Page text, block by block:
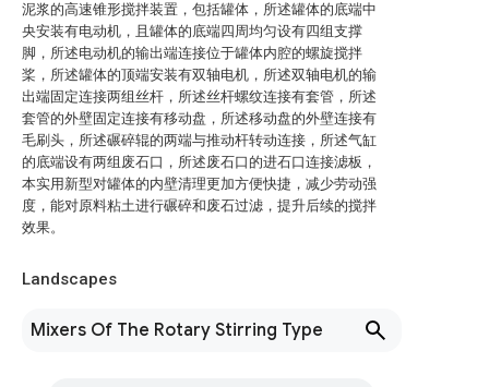
泥浆的高速锥形搅拌装置，包括罐体，所述罐体的底端中
央安装有电动机，且罐体的底端四周均匀设有四组支撑
脚，所述电动机的输出端连接位于罐体内腔的螺旋搅拌
桨，所述罐体的顶端安装有双轴电机，所述双轴电机的输
出端固定连接两组丝杆，所述丝杆螺纹连接有套管，所述
套管的外壁固定连接有移动盘，所述移动盘的外壁连接有
毛刷头，所述碾碎辊的两端与推动杆转动连接，所述气缸
的底端设有两组废石口，所述废石口的进石口连接滤板，
本实用新型对罐体的内壁清理更加方便快捷，减少劳动强
度，能对原料粘土进行碾碎和废石过滤，提升后续的搅拌
效果。
Landscapes
Mixers Of The Rotary Stirring Type